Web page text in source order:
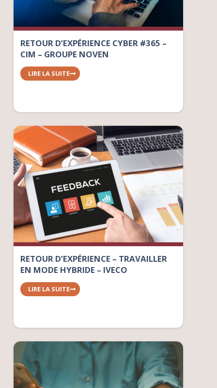
RETOUR D’EXPÉRIENCE CYBER #365 –
CIM – GROUPE NOVEN
LIRE LA SUITE
RETOUR D’EXPÉRIENCE – TRAVAILLER
EN MODE HYBRIDE – IVECO
LIRE LA SUITE